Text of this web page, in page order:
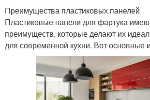
Преимущества пластиковых панелей
Пластиковые панели для фартука
преимуществ, которые делают их
для современной кухни. Вот основные